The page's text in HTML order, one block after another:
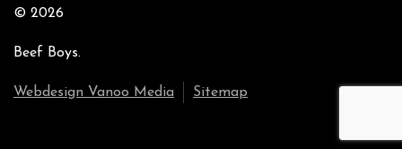
© 2026
Beef Boys.
Webdesign Vanoo Media Sitemap